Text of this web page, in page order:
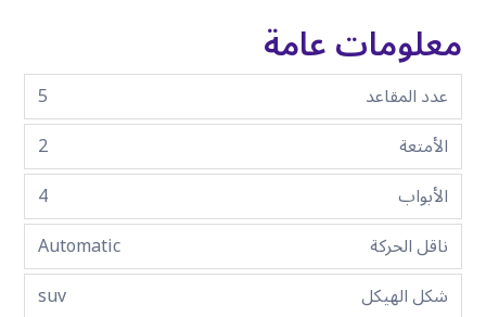
معلومات عامة
عدد المقاعد
5
الأمتعة
2
الأبواب
4
ناقل الحركة
Automatic
شكل الهيكل
suv